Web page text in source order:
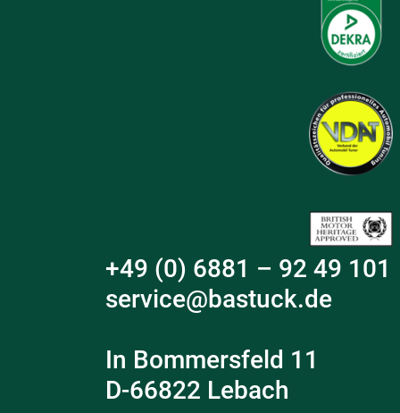
+49 (0) 6881 – 92 49 101
service@bastuck.de
In Bommersfeld 11
D-66822 Lebach